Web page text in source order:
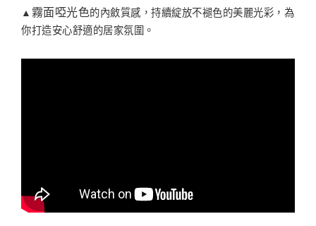
▲ 霧面啞光色的內斂質感，持續綻放不褪色的美麗光彩，為
你打造安心舒適的居家氛圍。